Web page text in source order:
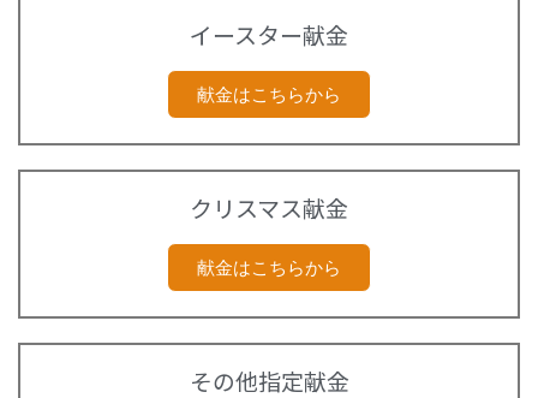
イースター献金
献金はこちらから
クリスマス献金
献金はこちらから
その他指定献金